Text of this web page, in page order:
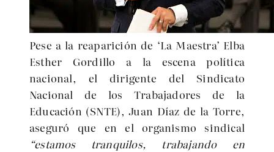
Pese a la reaparición de ‘La Maestra’ Elba
Esther Gordillo a la escena política
nacional, el dirigente del Sindicato
Nacional de los Trabajadores de la
Educación (SNTE), Juan Díaz de la Torre,
aseguró que en el organismo sindical
“estamos tranquilos, trabajando en